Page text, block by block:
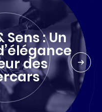
Sens : Un
des